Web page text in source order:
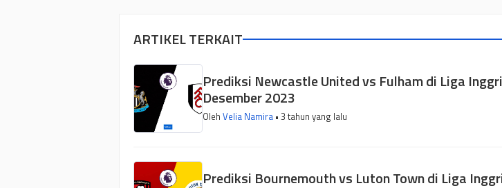
ARTIKEL TERKAIT
Prediksi Newcastle United vs Fulham di Liga
Desember 2023
Oleh Velia Namira • 3 tahun yang lalu
Prediksi Bournemouth vs Luton Town di Liga